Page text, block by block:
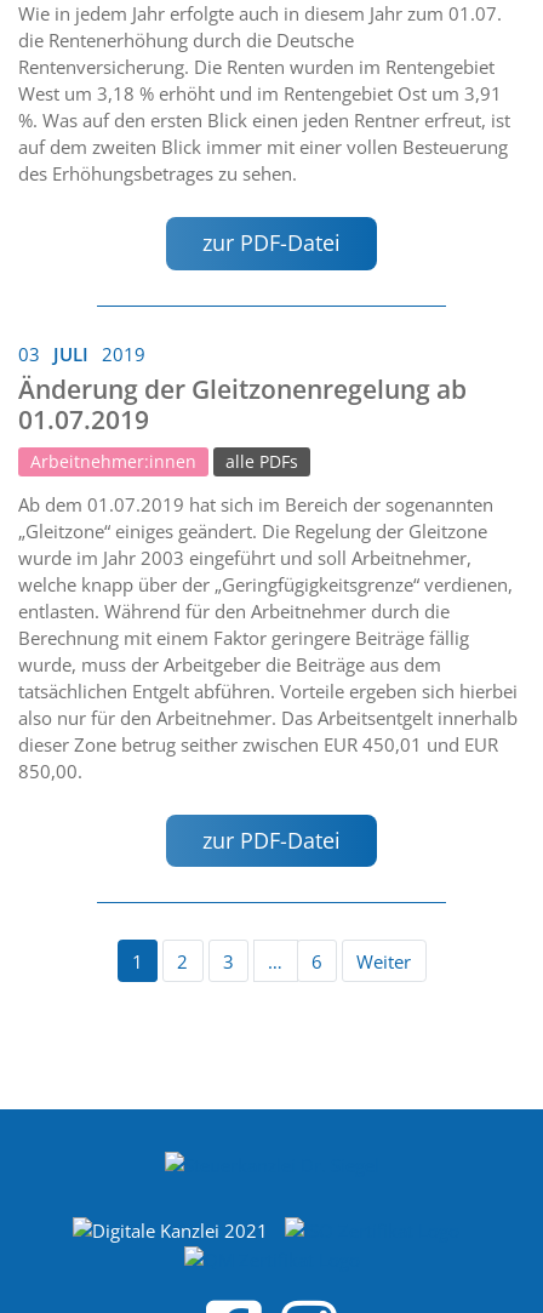
Wie in jedem Jahr erfolgte auch in diesem Jahr zum 01.07.
die Rentenerhöhung durch die Deutsche
Rentenversicherung. Die Renten wurden im Rentengebiet
West um 3,18 % erhöht und im Rentengebiet Ost um 3,91
%. Was auf den ersten Blick einen jeden Rentner erfreut, ist
auf dem zweiten Blick immer mit einer vollen Besteuerung
des Erhöhungsbetrages zu sehen.
zur PDF-Datei
03 JULI 2019
Änderung der Gleitzonenregelung ab
01.07.2019
Arbeitnehmer:innen alle PDFs
Ab dem 01.07.2019 hat sich im Bereich der sogenannten
„Gleitzone“ einiges geändert. Die Regelung der Gleitzone
wurde im Jahr 2003 eingeführt und soll Arbeitnehmer,
welche knapp über der „Geringfügigkeitsgrenze“ verdienen,
entlasten. Während für den Arbeitnehmer durch die
Berechnung mit einem Faktor geringere Beiträge fällig
wurde, muss der Arbeitgeber die Beiträge aus dem
tatsächlichen Entgelt abführen. Vorteile ergeben sich hierbei
also nur für den Arbeitnehmer. Das Arbeitsentgelt innerhalb
dieser Zone betrug seither zwischen EUR 450,01 und EUR
850,00.
zur PDF-Datei
1 2 3 … 6 Weiter